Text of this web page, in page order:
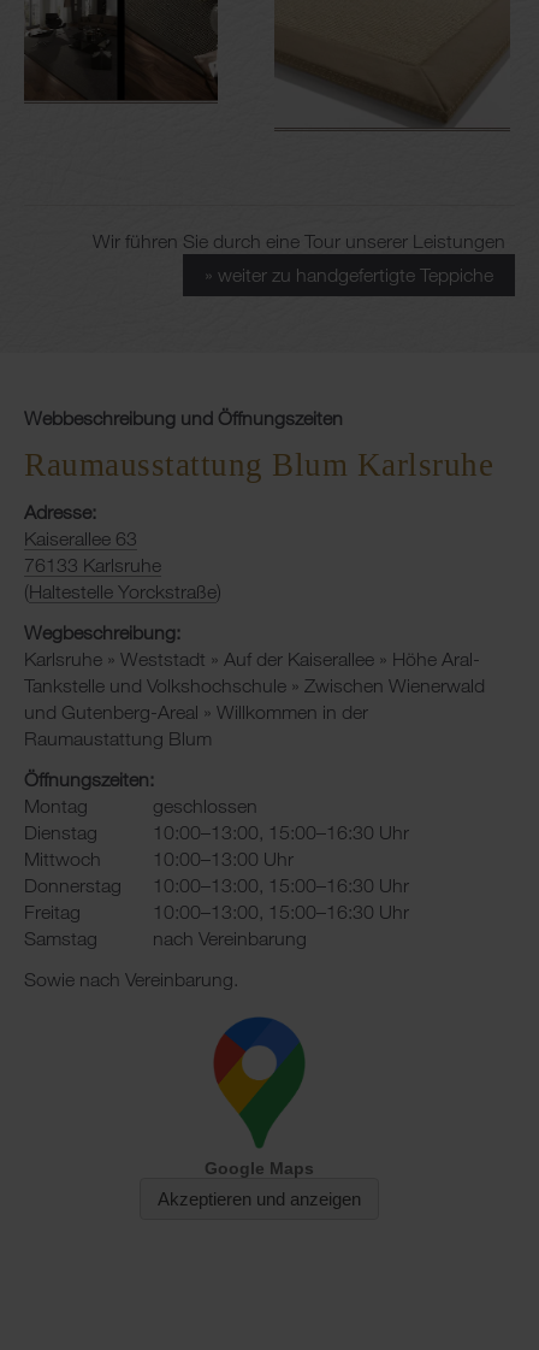
Wir führen Sie durch eine Tour unserer Leistungen
» weiter zu handgefertigte Teppiche
Webbeschreibung und Öffnungszeiten
Raumausstattung Blum Karlsruhe
Adresse:
Kaiserallee 63
76133 Karlsruhe
(Haltestelle Yorckstraße)
Wegbeschreibung:
Karlsruhe » Weststadt » Auf der Kaiserallee » Höhe Aral-
Tankstelle und Volkshochschule » Zwischen Wienerwald
und Gutenberg-Areal » Willkommen in der
Raumaustattung Blum
Öffnungszeiten:
Montag
geschlossen
Dienstag
10:00–13:00, 15:00–16:30 Uhr
Mittwoch
10:00–13:00 Uhr
Donnerstag
10:00–13:00, 15:00–16:30 Uhr
Freitag
10:00–13:00, 15:00–16:30 Uhr
Samstag
nach Vereinbarung
Sowie nach Vereinbarung.